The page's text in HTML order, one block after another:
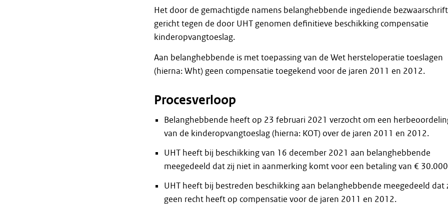
Het door de gemachtigde namens belanghebbende ingediende
gericht tegen de door UHT genomen definitieve beschikking compensatie
kinderopvangtoeslag.
Aan belanghebbende is met toepassing van de Wet hersteloperatie toeslagen
(hierna: Wht) geen compensatie toegekend voor de jaren 2011 en 2012.
Procesverloop
Belanghebbende heeft op 23 februari 2021 verzocht om een
van de kinderopvangtoeslag (hierna: KOT) over de jaren 2011 en 2012.
UHT heeft bij beschikking van 16 december 2021 aan belanghebbende
meegedeeld dat zij niet in aanmerking komt voor een betaling van €
UHT heeft bij bestreden beschikking aan belanghebbende meegedeeld dat
geen recht heeft op compensatie voor de jaren 2011 en 2012.